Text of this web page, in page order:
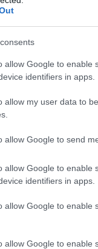
allow Google to enable
identifiers in apps.
allow my user data to
allow Google to send
allow Google to enable
identifiers in apps.
allow Google to enable
allow Google to enable